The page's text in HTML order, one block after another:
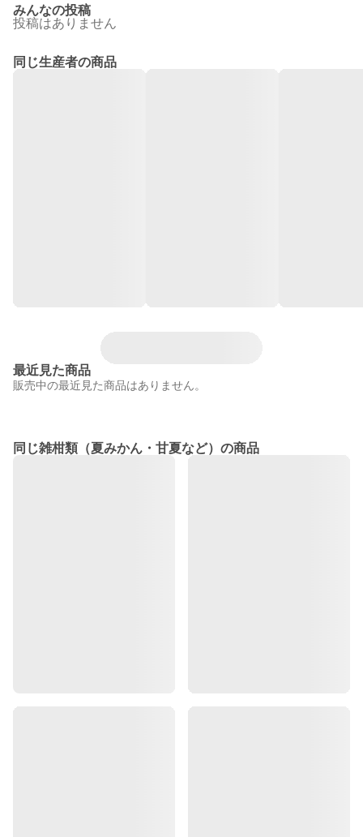
みんなの投稿
投稿はありません
同じ生産者の商品
最近見た商品
販売中の最近見た商品はありません。
同じ雑柑類（夏みかん・甘夏など）の商品